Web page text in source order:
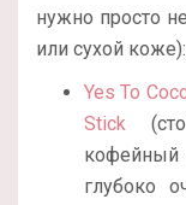
нужно просто
или сухой коже):
Yes To
Stick
кофейный
глубоко